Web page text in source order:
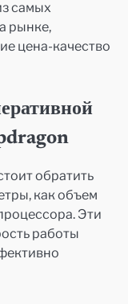
самых
рынке,
цена-качество
обратить
как объем
Эти
работы